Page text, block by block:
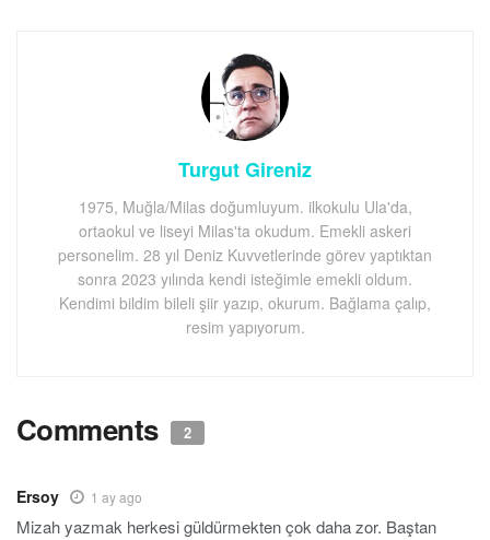
Turgut Gireniz
1975, Muğla/Milas doğumluyum. ilkokulu Ula'da,
ortaokul ve liseyi Milas'ta okudum. Emekli askeri
personelim. 28 yıl Deniz Kuvvetlerinde görev yaptıktan
sonra 2023 yılında kendi isteğimle emekli oldum.
Kendimi bildim bileli şiir yazıp, okurum. Bağlama çalıp,
resim yapıyorum.
Comments 2
Ersoy 1 ay ago
Mizah yazmak herkesi güldürmekten çok daha zor. Baştan